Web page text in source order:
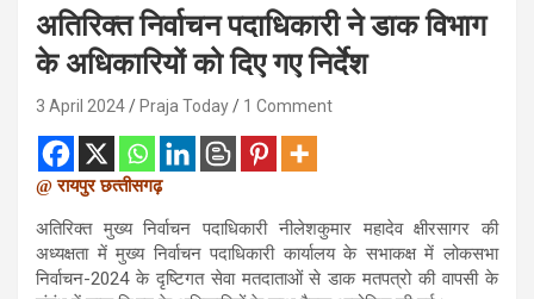
अतिरिक्त निर्वाचन पदाधिकारी ने डाक विभाग
के अधिकारियों को दिए गए निर्देश
3 April 2024 Praja Today 1 Comment
@ रायपुर छत्तीसगढ़
अतिरिक्त मुख्य निर्वाचन पदाधिकारी नीलेशकुमार महादेव क्षीरसागर की
अध्यक्षता में मुख्य निर्वाचन पदाधिकारी कार्यालय के सभाकक्ष में लोकसभा
निर्वाचन-2024 के दृष्टिगत सेवा मतदाताओं से डाक मतपत्रो की वापसी के